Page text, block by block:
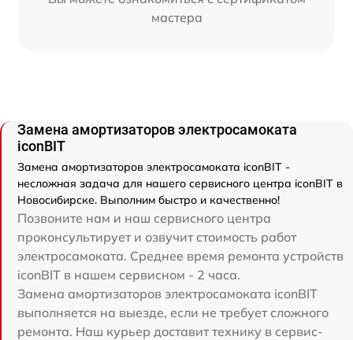
мастера
Замена амортизаторов электросамоката
iconBIT
Замена амортизаторов электросамоката iconBIT -
несложная задача для нашего сервисного центра iconBIT в
Новосибирске. Выполним быстро и качественно!
Позвоните нам и наш сервисного центра
проконсультирует и озвучит стоимость работ
электросамоката. Среднее время ремонта устройств
iconBIT в нашем сервисном - 2 часа.
Замена амортизаторов электросамоката iconBIT
выполняется на выезде, если не требует сложного
ремонта. Наш курьер доставит технику в сервис-